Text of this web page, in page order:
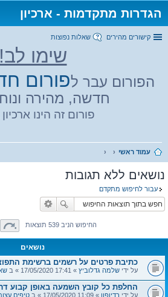
הגדרות מתקדמות - ארכיון
קישורים מהירים שאלות נפוצות
שימו לב!
הפורום עבר לפורום
חדשה, מהירה
פורום זה הינו
עמוד ראשי
נושאים ללא תגובות
עבור לחיפוש מתקדם
החיפוש הניב 539 תוצאות
נושאים
כתיבת פרטים על רשמים ברשימת
על ידי שלמה גדלוביץ » 17:41 17/05/2020 » ב
החלפת כל קובץ השמעה באופן קבוע
על ידי רדיופון » 11:09 17/05/2020 » ב טיפים